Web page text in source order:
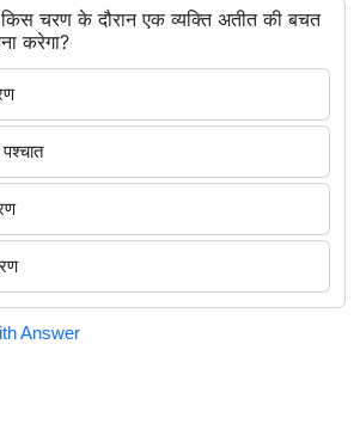
चरण के दौरान एक व्यक्ति अतीत की बचत
करेगा?
Answer